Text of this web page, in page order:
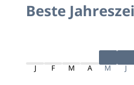
Beste
J F M A M J